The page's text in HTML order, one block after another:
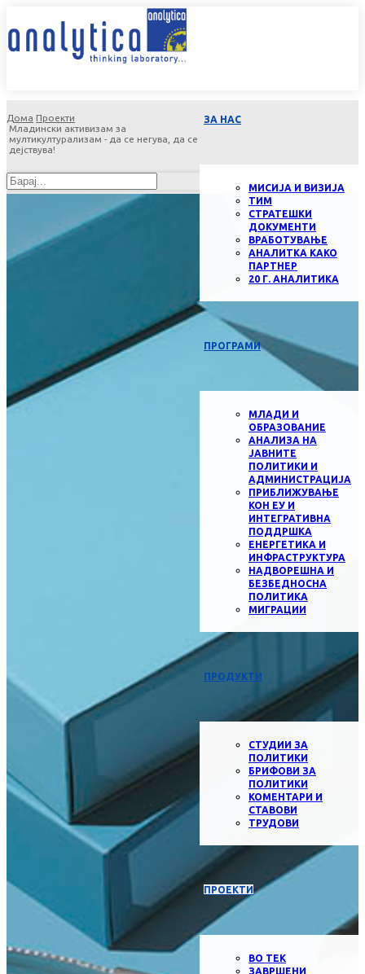
ЗА НАС
МИСИЈА И ВИЗИЈА
ТИМ
СТРАТЕШКИ
ДОКУМЕНТИ
ВРАБОТУВАЊЕ
АНАЛИТКА КАКО
ПАРТНЕР
20 Г. АНАЛИТИКА
ПРОГРАМИ
МЛАДИ И
ОБРАЗОВАНИЕ
АНАЛИЗА НА
ЈАВНИТЕ
ПОЛИТИКИ И
АДМИНИСТРАЦИЈА
ПРИБЛИЖУВАЊЕ
КОН ЕУ И
ИНТЕГРАТИВНА
ПОДДРШКА
ЕНЕРГЕТИКА И
ИНФРАСТРУКТУРА
НАДВОРЕШНА И
БЕЗБЕДНОСНА
ПОЛИТИКА
МИГРАЦИИ
ПРОДУКТИ
СТУДИИ ЗА
ПОЛИТИКИ
БРИФОВИ ЗА
ПОЛИТИКИ
КОМЕНТАРИ И
СТАВОВИ
ТРУДОВИ
ПРОЕКТИ
ВО ТЕК
ЗАВРШЕНИ
Дома Проекти
Младински активизам за
мултикултурализам - да се негува, да се
дејствува!